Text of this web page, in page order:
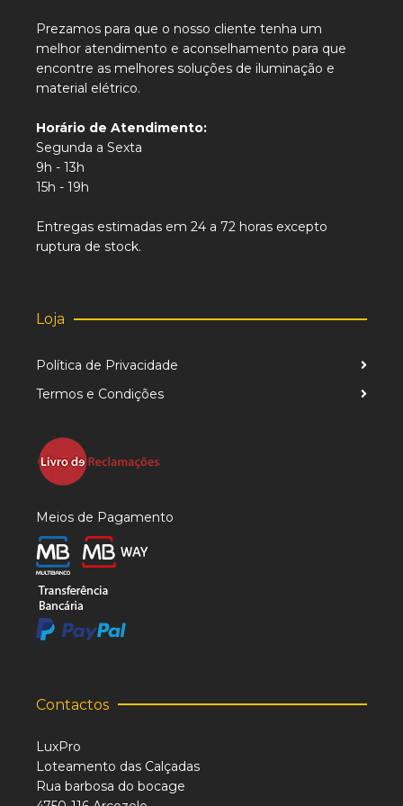
Prezamos para que o nosso cliente tenha um
melhor atendimento e aconselhamento para que
encontre as melhores soluções de iluminação e
material elétrico.
Horário de Atendimento:
Segunda a Sexta
9h - 13h
15h - 19h
Entregas estimadas em 24 a 72 horas excepto
ruptura de stock.
Loja
Política de Privacidade
Termos e Condições
Meios de Pagamento
Contactos
LuxPro
Loteamento das Calçadas
Rua barbosa do bocage